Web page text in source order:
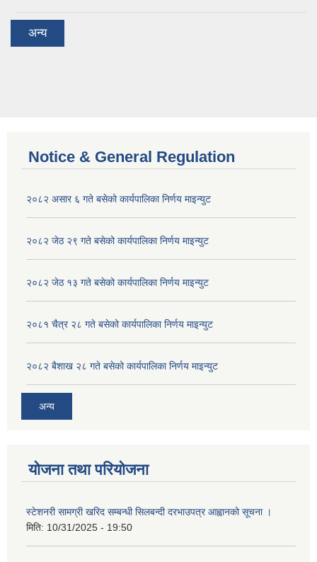
अन्य
Notice & General Regulation
२०८२ असार ६ गते बसेको कार्यपालिका निर्णय माइन्युट
२०८२ जेठ २९ गते बसेको कार्यपालिका निर्णय माइन्युट
२०८२ जेठ १३ गते बसेको कार्यपालिका निर्णय माइन्युट
२०८१ चैत्र २८ गते बसेको कार्यपालिका निर्णय माइन्युट
२०८२ बैशाख २८ गते बसेको कार्यपालिका निर्णय माइन्युट
अन्य
योजना तथा परियोजना
स्टेशनरी सामग्री खरिद सम्बन्धी सिलबन्दी दरभाउपत्र आह्वानको सूचना ।
मिति: 10/31/2025 - 19:50